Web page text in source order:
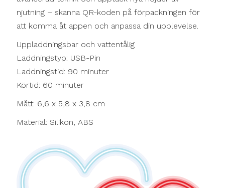
njutning – skanna QR-koden på förpackningen för
att komma åt appen och anpassa din upplevelse.
Uppladdningsbar och vattentålig
Laddningstyp: USB-Pin
Laddningstid: 90 minuter
Körtid: 60 minuter
Mått: 6,6 x 5,8 x 3,8 cm
Material: Silikon, ABS